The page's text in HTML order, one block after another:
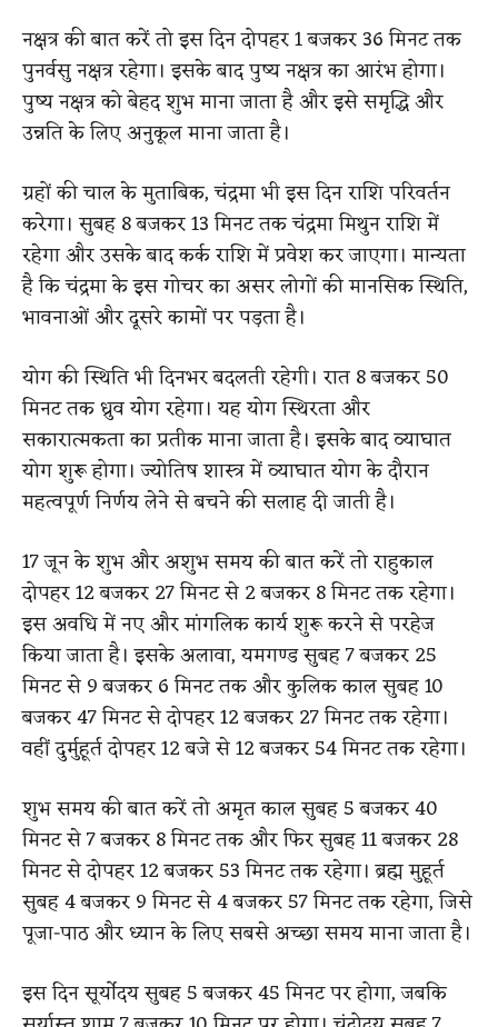
नक्षत्र की बात करें तो इस दिन दोपहर 1 बजकर 36 मिनट तक
पुनर्वसु नक्षत्र रहेगा। इसके बाद पुष्य नक्षत्र का आरंभ होगा।
पुष्य नक्षत्र को बेहद शुभ माना जाता है और इसे समृद्धि और
उन्नति के लिए अनुकूल माना जाता है।
ग्रहों की चाल के मुताबिक, चंद्रमा भी इस दिन राशि परिवर्तन
करेगा। सुबह 8 बजकर 13 मिनट तक चंद्रमा मिथुन राशि में
रहेगा और उसके बाद कर्क राशि में प्रवेश कर जाएगा। मान्यता
है कि चंद्रमा के इस गोचर का असर लोगों की मानसिक स्थिति,
भावनाओं और दूसरे कामों पर पड़ता है।
योग की स्थिति भी दिनभर बदलती रहेगी। रात 8 बजकर 50
मिनट तक ध्रुव योग रहेगा। यह योग स्थिरता और
सकारात्मकता का प्रतीक माना जाता है। इसके बाद व्याघात
योग शुरू होगा। ज्योतिष शास्त्र में व्याघात योग के दौरान
महत्वपूर्ण निर्णय लेने से बचने की सलाह दी जाती है।
17 जून के शुभ और अशुभ समय की बात करें तो राहुकाल
दोपहर 12 बजकर 27 मिनट से 2 बजकर 8 मिनट तक रहेगा।
इस अवधि में नए और मांगलिक कार्य शुरू करने से परहेज
किया जाता है। इसके अलावा, यमगण्ड सुबह 7 बजकर 25
मिनट से 9 बजकर 6 मिनट तक और कुलिक काल सुबह 10
बजकर 47 मिनट से दोपहर 12 बजकर 27 मिनट तक रहेगा।
वहीं दुर्मुहूर्त दोपहर 12 बजे से 12 बजकर 54 मिनट तक रहेगा।
शुभ समय की बात करें तो अमृत काल सुबह 5 बजकर 40
मिनट से 7 बजकर 8 मिनट तक और फिर सुबह 11 बजकर 28
मिनट से दोपहर 12 बजकर 53 मिनट तक रहेगा। ब्रह्म मुहूर्त
सुबह 4 बजकर 9 मिनट से 4 बजकर 57 मिनट तक रहेगा, जिसे
पूजा-पाठ और ध्यान के लिए सबसे अच्छा समय माना जाता है।
इस दिन सूर्योदय सुबह 5 बजकर 45 मिनट पर होगा, जबकि